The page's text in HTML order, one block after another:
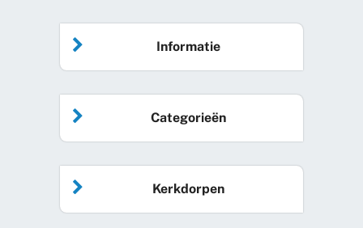
Informatie
Home
Agenda
Categorieën
Algemeen nieuws
Kerkdorpen